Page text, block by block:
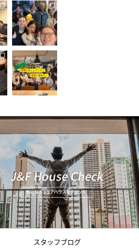
スタッフブログ